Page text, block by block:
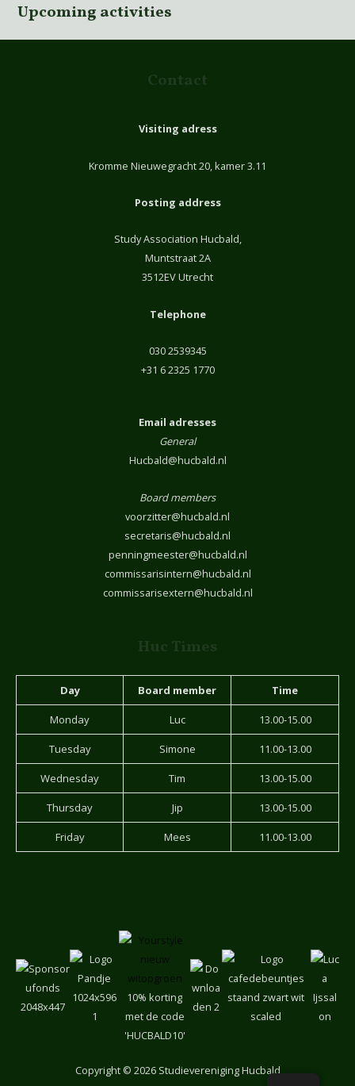
Upcoming activities
Contact
Visiting adress
Kromme Nieuwegracht 20, kamer 3.11
Posting address
Study Association Hucbald,
Muntstraat 2A
3512EV Utrecht
Telephone
030 2539345
+31 6 2325 1770
Email adresses
General
Hucbald@hucbald.nl
Board members
voorzitter@hucbald.nl
secretaris@hucbald.nl
penningmeester@hucbald.nl
commissarisintern@hucbald.nl
commissarisextern@hucbald.nl
Huc Times
Day Board member Time
Monday Luc 13.00-15.00
Tuesday Simone 11.00-13.00
Wednesday Tim 13.00-15.00
Thursday Jip 13.00-15.00
Friday Mees 11.00-13.00
10% korting
met de code
'HUCBALD10'
Copyright© 2026 Studievereniging Hucbald